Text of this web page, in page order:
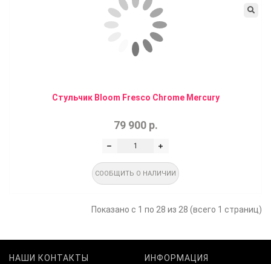
Стульчик Bloom Fresco Chrome Mercury
79 900 р.
СООБЩИТЬ О НАЛИЧИИ
Показано с 1 по 28 из 28 (всего 1 страниц)
НАШИ КОНТАКТЫ
ИНФОРМАЦИЯ